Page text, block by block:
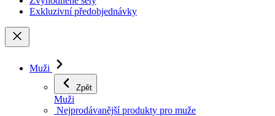
Exkluzivní předobjednávky
Muži
Zpět
Muži
Nejprodávanější produkty pro muže